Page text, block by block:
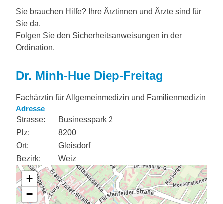
Sie brauchen Hilfe? Ihre Ärztinnen und Ärzte sind für
Sie da.
Folgen Sie den Sicherheitsanweisungen in der
Ordination.
Dr. Minh-Hue Diep-Freitag
Fachärztin für Allgemeinmedizin und Familienmedizin
Adresse
Strasse:
Businesspark 2
Plz:
8200
Ort:
Gleisdorf
Bezirk:
Weiz